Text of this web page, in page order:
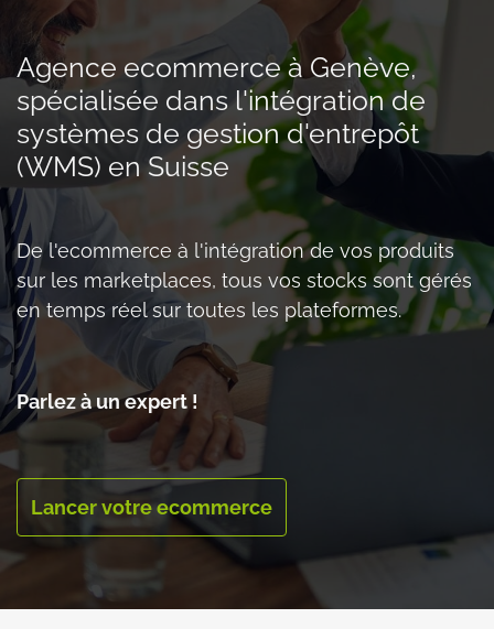
Agence ecommerce à Genève,
spécialisée dans l'intégration de
systèmes de gestion d'entrepôt
(WMS) en Suisse
De l'ecommerce à l'intégration de vos produits
sur les marketplaces, tous vos stocks sont gérés
en temps réel sur toutes les plateformes.
Parlez à un expert !
Lancer votre ecommerce